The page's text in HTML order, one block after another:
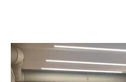
Reproductor
de
vídeo